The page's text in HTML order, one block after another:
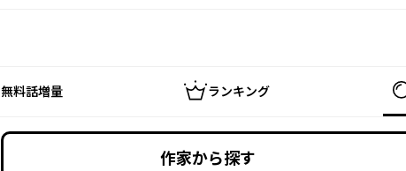
無料話増量 ランキング
作家から探す